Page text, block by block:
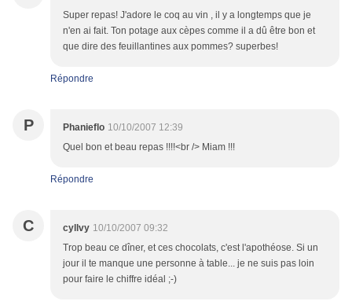
Super repas! J'adore le coq au vin , il y a longtemps que je
n'en ai fait. Ton potage aux cèpes comme il a dû être bon et
que dire des feuillantines aux pommes? superbes!
Répondre
P Phanieflo 10/10/2007 12:39
Quel bon et beau repas !!!!<br /> Miam !!!
Répondre
C cyllvy 10/10/2007 09:32
Trop beau ce dîner, et ces chocolats, c'est l'apothéose. Si un
jour il te manque une personne à table... je ne suis pas loin
pour faire le chiffre idéal ;-)